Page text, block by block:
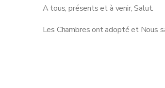
Art. 15
Art. 17
A tous, présents et à venir, Salut.
Les Chambres ont adopté et Nous